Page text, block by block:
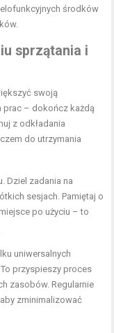
środków
sprzątania i
swoją
prac – dokończ każdą
z odkładania
do utrzymania
Dziel zadania na
sesjach. Pamiętaj o
po użyciu – to
uniwersalnych
przyspieszy proces
zasobów. Regularnie
zminimalizować